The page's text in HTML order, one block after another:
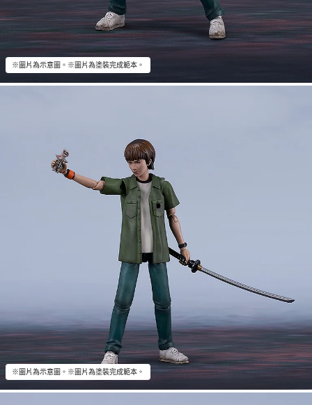
※圖片為示意圖。※圖片為塗裝完成範本。
※圖片為示意圖。※圖片為塗裝完成範本。